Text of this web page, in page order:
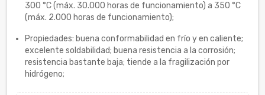
300 °C (máx. 30.000 horas de funcionamiento) a 350 °C
(máx. 2.000 horas de funcionamiento);
Propiedades: buena conformabilidad en frío y en caliente;
excelente soldabilidad; buena resistencia a la corrosión;
resistencia bastante baja; tiende a la fragilización por
hidrógeno;